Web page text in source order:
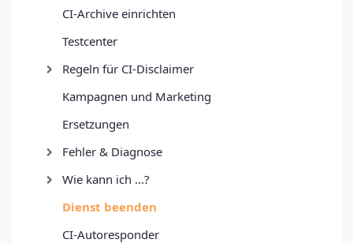
CI-Archive einrichten
Testcenter
Regeln für CI-Disclaimer
Kampagnen und Marketing
Ersetzungen
Fehler & Diagnose
Wie kann ich ...?
Dienst beenden
CI-Autoresponder